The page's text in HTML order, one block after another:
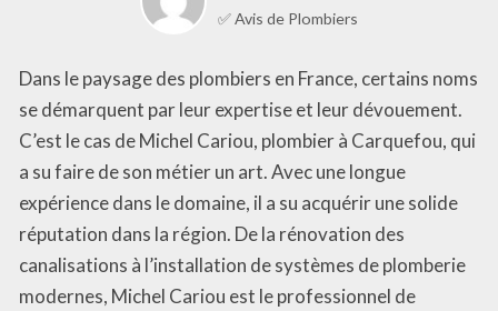
✅ Avis de Plombiers
Dans le paysage des plombiers en France, certains noms
se démarquent par leur expertise et leur dévouement.
C’est le cas de Michel Cariou, plombier à Carquefou, qui
a su faire de son métier un art. Avec une longue
expérience dans le domaine, il a su acquérir une solide
réputation dans la région. De la rénovation des
canalisations à l’installation de systèmes de plomberie
modernes, Michel Cariou est le professionnel de